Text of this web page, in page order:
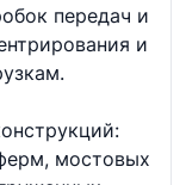
передач и
и
мостовых